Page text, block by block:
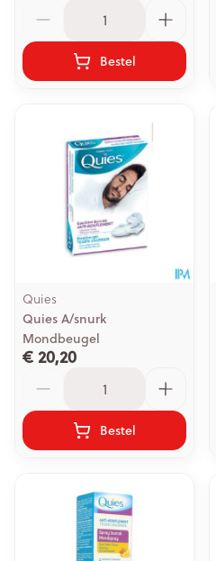
Bestel
Quies
Quies A/snurk
Mondbeugel
€ 20,20
Bestel